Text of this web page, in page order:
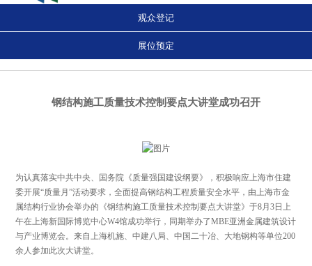
观众登记
展位预定
钢结构施工质量技术控制要点大讲堂成功召开
为认真落实中共中央、国务院《质量强国建设纲要》，积极响应上海市住建
委开展“质量月”活动要求，全面提高钢结构工程质量安全水平，由上海市金
属结构行业协会举办的《钢结构施工质量技术控制要点大讲堂》于8月3日上
午在上海新国际博览中心W4馆成功举行，同期举办了MBE亚洲金属建筑设计
与产业博览会。来自上海机施、中建八局、中国二十冶、大地钢构等单位200
余人参加此次大讲堂。